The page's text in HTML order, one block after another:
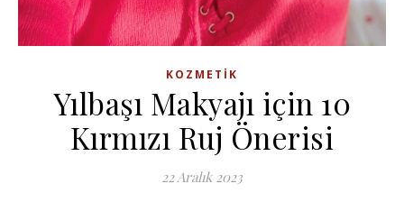
KOZMETIK
Yılbaşı Makyajı için 10
Kırmızı Ruj Önerisi
22 Aralık 2023